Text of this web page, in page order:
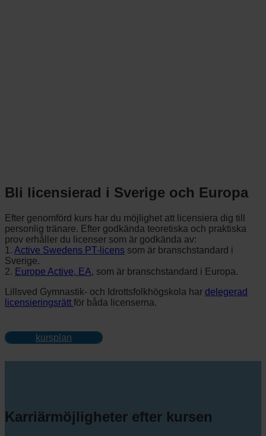
Bli licensierad i Sverige och Europa
Efter genomförd kurs har du möjlighet att licensiera dig till
personlig tränare. Efter godkända teoretiska och praktiska
prov erhåller du licenser som är godkända av:
1. Active Swedens PT-licens som är branschstandard i
Sverige.
2. Europe Active, EA, som är branschstandard i Europa.
Lillsved Gymnastik- och Idrottsfolkhögskola har delegerad
licensieringsrätt för båda licenserna.
kursplan
Karriärmöjligheter efter kursen